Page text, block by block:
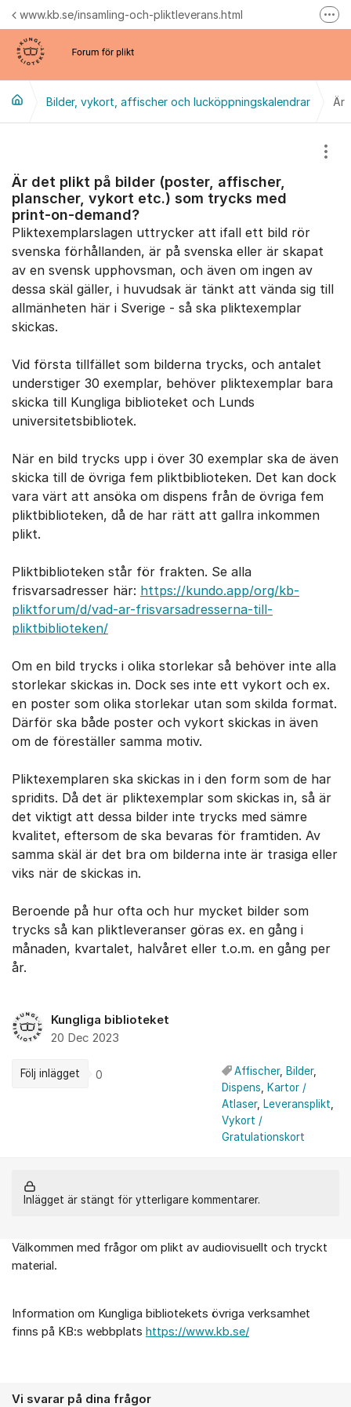
Hoppa till innehåll
www.kb.se/insamling-och-pliktleverans.html
Bilder, vykort, affischer och lucköppningskalendrar Är
Är det plikt på bilder (poster, affischer,
planscher, vykort etc.) som trycks med
print-on-demand?
Pliktexemplarslagen uttrycker att ifall ett bild rör
svenska förhållanden, är på svenska eller är skapat
av en svensk upphovsman, och även om ingen av
dessa skäl gäller, i huvudsak är tänkt att vända sig till
allmänheten här i Sverige - så ska pliktexemplar
skickas.
Vid första tillfället som bilderna trycks, och antalet
understiger 30 exemplar, behöver pliktexemplar bara
skicka till Kungliga biblioteket och Lunds
universitetsbibliotek.
När en bild trycks upp i över 30 exemplar ska de även
skicka till de övriga fem pliktbiblioteken. Det kan dock
vara värt att ansöka om dispens från de övriga fem
pliktbiblioteken, då de har rätt att gallra inkommen
plikt.
Pliktbiblioteken står för frakten. Se alla
frisvarsadresser här: https://kundo.app/org/kb-
pliktforum/d/vad-ar-frisvarsadresserna-till-
pliktbiblioteken/
Om en bild trycks i olika storlekar så behöver inte alla
storlekar skickas in. Dock ses inte ett vykort och ex.
en poster som olika storlekar utan som skilda format.
Därför ska både poster och vykort skickas in även
om de föreställer samma motiv.
Pliktexemplaren ska skickas in i den form som de har
spridits. Då det är pliktexemplar som skickas in, så är
det viktigt att dessa bilder inte trycks med sämre
kvalitet, eftersom de ska bevaras för framtiden. Av
samma skäl är det bra om bilderna inte är trasiga eller
viks när de skickas in.
Beroende på hur ofta och hur mycket bilder som
trycks så kan pliktleveranser göras ex. en gång i
månaden, kvartalet, halvåret eller t.o.m. en gång per
år.
Kungliga biblioteket
20 Dec 2023
Affischer, Bilder,
Dispens
Kartor /
Atlaser, Leveransplikt
Vykort /
Gratulationskort
Följ inlägget 0
Inlägget är stängt för ytterligare kommentarer.
Om forumet
Välkommen med frågor om plikt av audiovisuellt och tryckt
material.
Information om Kungliga bibliotekets övriga verksamhet
finns på KB:s webbplats https://www.kb.se/
Vi svarar på dina frågor